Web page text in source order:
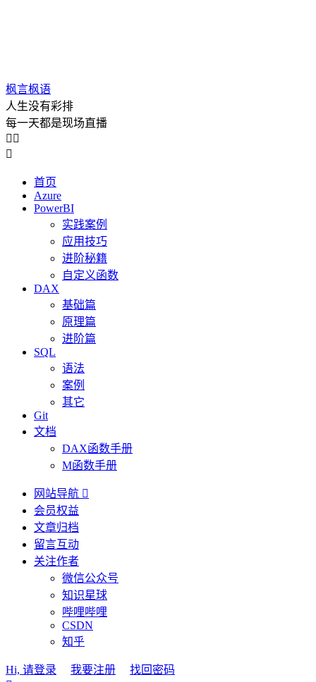
枫言枫语
人生没有彩排
每一天都是现场直播
 

首页
Azure
PowerBI
实践案例
应用技巧
进阶秘籍
自定义函数
DAX
基础篇
原理篇
进阶篇
SQL
语法
案例
其它
Git
文档
DAX函数手册
M函数手册
网站导航 
会员权益
文章归档
留言互动
关注作者
微信公众号
知识星球
哔哩哔哩
CSDN
知乎
Hi, 请登录 我要注册
找回密码